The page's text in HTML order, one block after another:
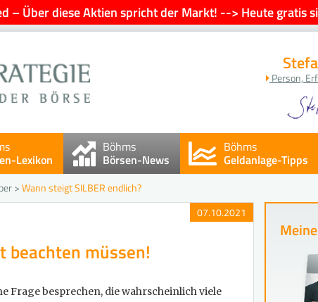
– Über diese Aktien spricht der Markt! --> Heute gratis
Person,
Lexikon
Böhms
Börsen-News
Böhms
Geldanlage-Tipps
>Wann steigt SILBER endlich?
07.10.2021
beachten müssen!
Frage besprechen, die wahrscheinlich viele